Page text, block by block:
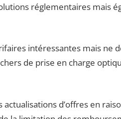
réglementaires mais
intéressantes mais ne
de prise en charge
d’offres en